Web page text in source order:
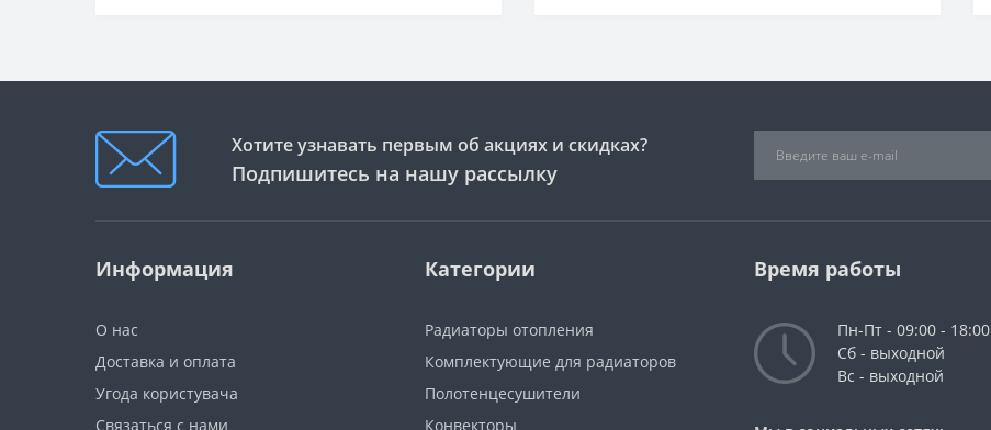
Хотите узнавать первым об акциях и скидках?
Подпишитесь на нашу рассылку
Информация
О нас
Доставка и оплата
Угода користувача
Связаться с нами
Категории
Радиаторы отопления
Комплектующие для радиаторов
Полотенцесушители
Конвекторы
Время работы
Пн-Пт - 09:00 - 18:00
Сб - выходной
Вс - выходной